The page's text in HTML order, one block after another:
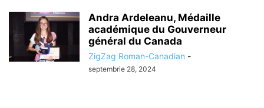
Andra Ardeleanu, Médaille
académique du Gouverneur
général du Canada
ZigZag Roman-Canadian -
septembrie 28, 2024